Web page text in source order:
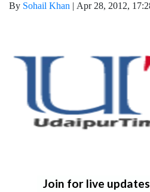
By Sohail Khan | Apr 28, 2012,
Join for live